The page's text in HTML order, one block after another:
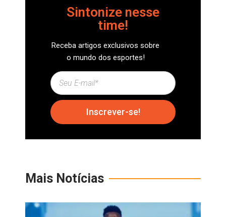
Sintonize nesse
time!
Receba artigos exclusivos sobre
o mundo dos esportes!
Inscrever-se!
Mais Notícias